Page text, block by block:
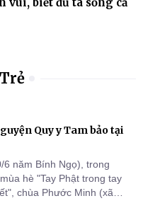
Quy y Tam bảo tại
6 năm Bính Ngọ), trong
hè "Tay Phật trong tay
chùa Phước Minh (xã